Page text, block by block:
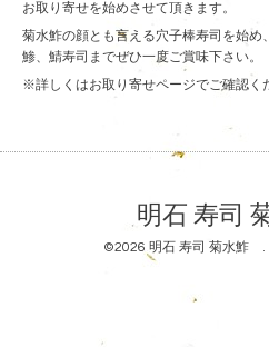
お取り寄せを始めさせて頂きます。
菊水鮓の顔とも言える穴子棒寿司を始
鯵、鯖寿司までぜひ一度ご賞味下さい。
※詳しくはお取り寄せページでご確認く
明石 寿司
©2026 明石 寿司 菊水鮓